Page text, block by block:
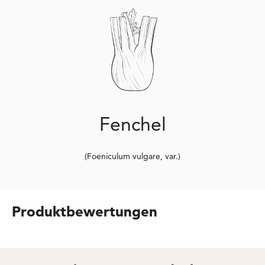
Fenchel
(Foeniculum vulgare, var.)
Produktbewertungen